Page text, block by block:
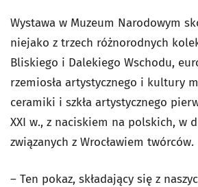
Wystawa w Muzeum Narodowym
niejako z trzech różnorodnych
Bliskiego i Dalekiego Wschodu,
rzemiosła artystycznego i kultury
ceramiki i szkła artystycznego
XXI w., z naciskiem na polskich, w
związanych z Wrocławiem twórców.
– Ten pokaz, składający się z